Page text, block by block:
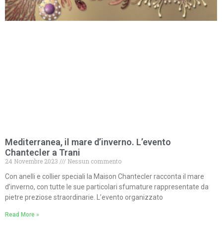
Mediterranea, il mare d’inverno. L’evento
Chantecler a Trani
24 Novembre 2023
Nessun commento
Con anelli e collier speciali la Maison Chantecler racconta il mare
d’inverno, con tutte le sue particolari sfumature rappresentate da
pietre preziose straordinarie. L’evento organizzato
Read More »